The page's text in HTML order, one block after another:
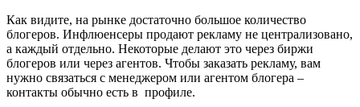
Как видите, на рынке достаточно большое количество
блогеров. Инфлюенсеры продают рекламу не централизовано,
а каждый отдельно. Некоторые делают это через биржи
блогеров или через агентов. Чтобы заказать рекламу, вам
нужно связаться с менеджером или агентом блогера –
контакты обычно есть в профиле.